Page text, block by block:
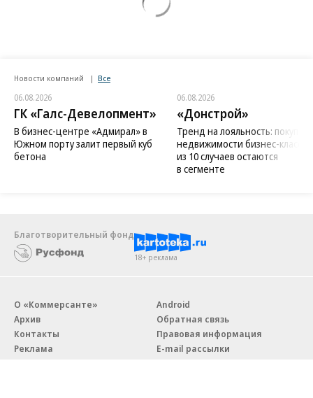
Новости компаний Все
06.08.2026
ГК «Галс-Девелопмент»
В бизнес-центре «Адмирал» в
Южном порту залит первый куб
бетона
06.08.2026
«Донстрой»
Тренд на лояльность:
недвижимости бизнес-класса
из 10 случаев остаются
в сегменте
Благотворительный фонд
18+ реклама
О «Коммерсанте»
Архив
Контакты
Реклама
Android
Обратная связь
Правовая информация
E-mail рассылки